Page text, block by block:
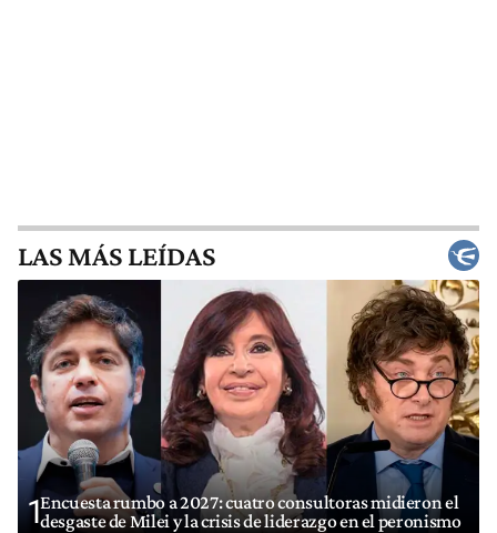
LAS MÁS LEÍDAS
1Encuesta rumbo a 2027: cuatro consultoras midieron el
desgaste de Milei y la crisis de liderazgo en el peronismo